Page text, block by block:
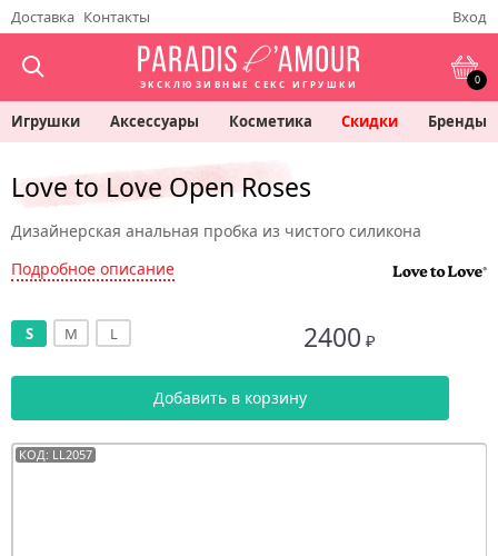
Доставка Контакты Вход
ЭКСКЛЮЗИВНЫЕ СЕКС ИГРУШКИ 0
Игрушки Аксессуары Косметика Скидки Бренды
Love to Love Open Roses
Дизайнерская анальная пробка из чистого силикона
Подробное описание
2400 ₽
S M L
Добавить в корзину
КОД: LL2057